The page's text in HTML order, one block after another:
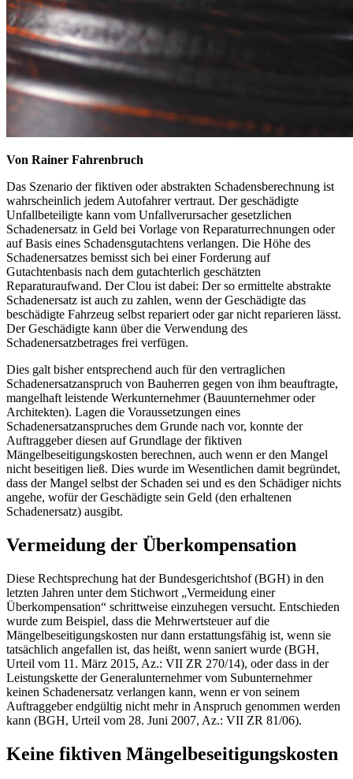
Von Rainer Fahrenbruch
Das Szenario der fiktiven oder abstrakten Schadensberechnung ist
wahrscheinlich jedem Autofahrer vertraut. Der geschädigte
Unfallbeteiligte kann vom Unfallverursacher gesetzlichen
Schadenersatz in Geld bei Vorlage von Reparaturrechnungen oder
auf Basis eines Schadensgutachtens verlangen. Die Höhe des
Schadenersatzes bemisst sich bei einer Forderung auf
Gutachtenbasis nach dem gutachterlich geschätzten
Reparaturaufwand. Der Clou ist dabei: Der so ermittelte abstrakte
Schadenersatz ist auch zu zahlen, wenn der Geschädigte das
beschädigte Fahrzeug selbst repariert oder gar nicht reparieren lässt.
Der Geschädigte kann über die Verwendung des
Schadenersatzbetrages frei verfügen.
Dies galt bisher entsprechend auch für den vertraglichen
Schadenersatzanspruch von Bauherren gegen von ihm beauftragte,
mangelhaft leistende Werkunternehmer (Bauunternehmer oder
Architekten). Lagen die Voraussetzungen eines
Schadenersatzanspruches dem Grunde nach vor, konnte der
Auftraggeber diesen auf Grundlage der fiktiven
Mängelbeseitigungskosten berechnen, auch wenn er den Mangel
nicht beseitigen ließ. Dies wurde im Wesentlichen damit begründet,
dass der Mangel selbst der Schaden sei und es den Schädiger nichts
angehe, wofür der Geschädigte sein Geld (den erhaltenen
Schadenersatz) ausgibt.
Vermeidung der Überkompensation
Diese Rechtsprechung hat der Bundesgerichtshof (BGH) in den
letzten Jahren unter dem Stichwort „Vermeidung einer
Überkompensation“ schrittweise einzuhegen versucht. Entschieden
wurde zum Beispiel, dass die Mehrwertsteuer auf die
Mängelbeseitigungskosten nur dann erstattungsfähig ist, wenn sie
tatsächlich angefallen ist, das heißt, wenn saniert wurde (BGH,
Urteil vom 11. März 2015, Az.: VII ZR 270/14), oder dass in der
Leistungskette der Generalunternehmer vom Subunternehmer
keinen Schadenersatz verlangen kann, wenn er von seinem
Auftraggeber endgültig nicht mehr in Anspruch genommen werden
kann (BGH, Urteil vom 28. Juni 2007, Az.: VII ZR 81/06).
Keine fiktiven Mängelbeseitigungskosten